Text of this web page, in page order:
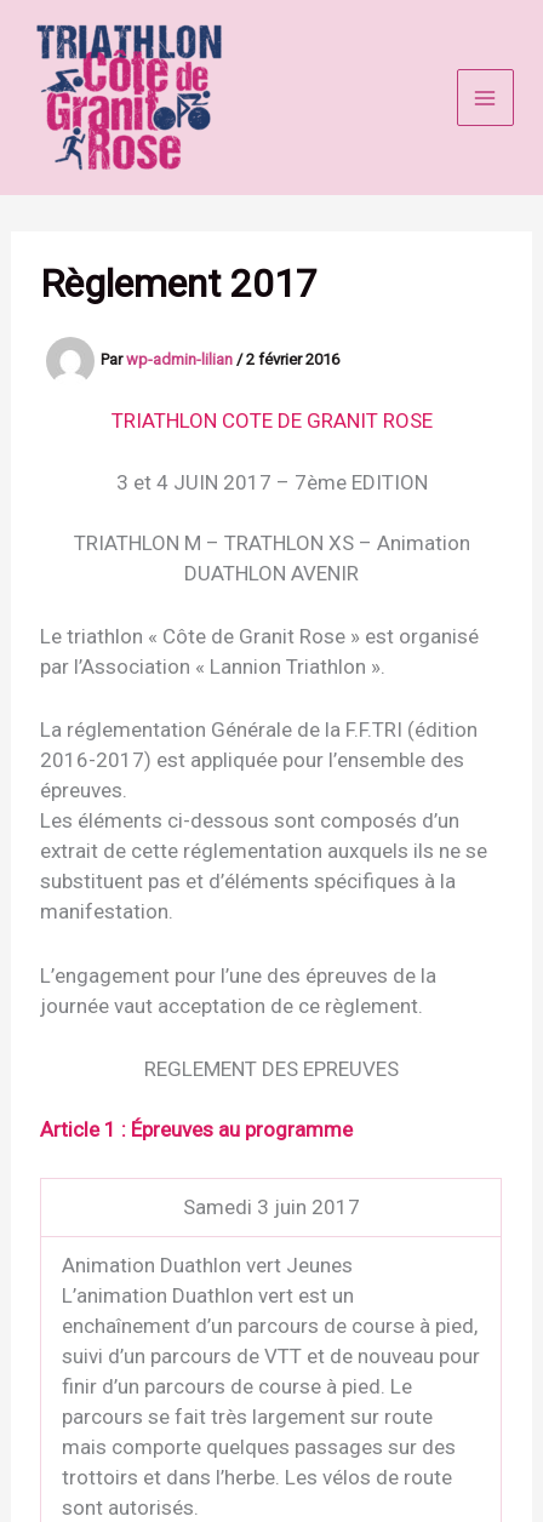
contenu
Règlement 2017
Parwp-admin-lilian/2 février 2016
TRIATHLON COTE DE GRANIT ROSE
3 et 4 JUIN 2017 – 7ème EDITION
TRIATHLON M – TRATHLON XS – Animation
DUATHLON AVENIR
Le triathlon « Côte de Granit Rose » est organisé
par l’Association « Lannion Triathlon ».
La réglementation Générale de la F.F.TRI (édition
2016-2017) est appliquée pour l’ensemble des
épreuves.
Les éléments ci-dessous sont composés d’un
extrait de cette réglementation auxquels ils ne se
substituent pas et d’éléments spécifiques à la
manifestation.
L’engagement pour l’une des épreuves de la
journée vaut acceptation de ce règlement.
REGLEMENT DES EPREUVES
Article 1 : Épreuves au programme
Samedi 3 juin 2017
Animation Duathlon vert Jeunes
L’animation Duathlon vert est un
enchaînement d’un parcours de course à pied,
suivi d’un parcours de VTT et de nouveau pour
finir d’un parcours de course à pied. Le
parcours se fait très largement sur route
mais comporte quelques passages sur des
trottoirs et dans l’herbe. Les vélos de route
sont autorisés.